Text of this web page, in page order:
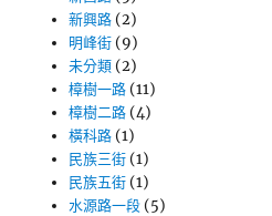
新興路 (2)
明峰街 (9)
未分類 (2)
樟樹一路 (11)
樟樹二路 (4)
橫科路 (1)
民族三街 (1)
民族五街 (1)
水源路一段 (5)